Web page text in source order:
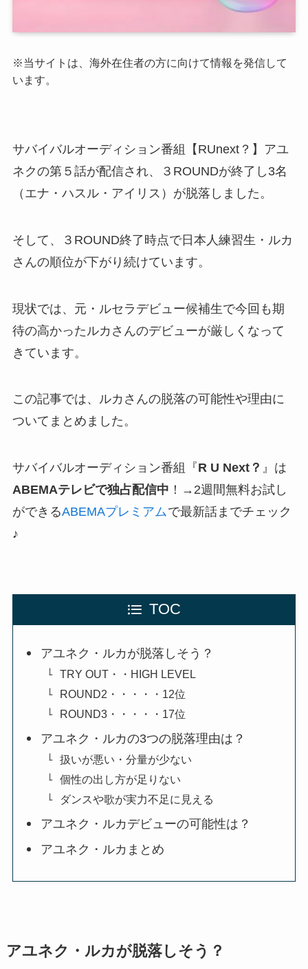
※当サイトは、海外在住者の方に向けて情報を発信して
います。
サバイバルオーディション番組【RUnext？】アユ
ネクの第５話が配信され、３ROUNDが終了し3名
（エナ・ハスル・アイリス）が脱落しました。
そして、３ROUND終了時点で日本人練習生・ルカ
さんの順位が下がり続けています。
現状では、元・ルセラデビュー候補生で今回も期
待の高かったルカさんのデビューが厳しくなって
きています。
この記事では、ルカさんの脱落の可能性や理由に
ついてまとめました。
サバイバルオーディション番組『R U Next？ 』は
ABEMAテレビで独占配信中 ！→ 2週間無料お試し
ができるABEMAプレミアムで最新話までチェック
♪
TOC
アユネク・ルカが脱落しそう？
TRY OUT・・HIGH LEVEL
ROUND2・・・・・12位
ROUND3・・・・・17位
アユネク・ルカの3つの脱落理由は？
扱いが悪い・分量が少ない
個性の出し方が足りない
ダンスや歌が実力不足に見える
アユネク・ルカデビューの可能性は？
アユネク・ルカまとめ
アユネク・ルカが脱落しそう？